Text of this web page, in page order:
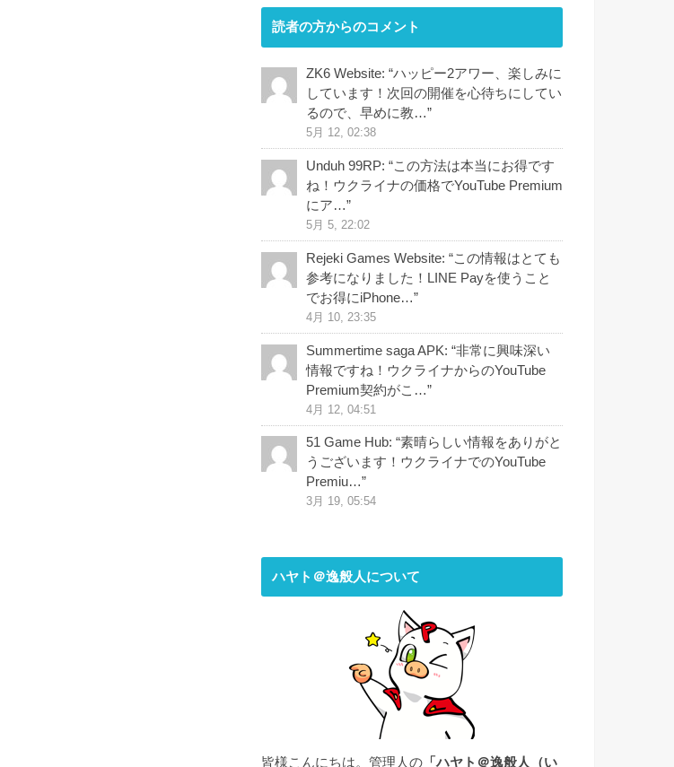
読者の方からのコメント
ZK6 Website: “ハッピー2アワー、楽しみに
しています！次回の開催を心待ちにしてい
るので、早めに教…”
5月 12, 02:38
Unduh 99RP: “この方法は本当にお得です
ね！ウクライナの価格でYouTube Premium
にア…”
5月 5, 22:02
Rejeki Games Website: “この情報はとても
参考になりました！LINE Payを使うこと
でお得にiPhone…”
4月 10, 23:35
Summertime saga APK: “非常に興味深い
情報ですね！ウクライナからのYouTube
Premium契約がこ…”
4月 12, 04:51
51 Game Hub: “素晴らしい情報をありがと
うございます！ウクライナでのYouTube
Premiu…”
3月 19, 05:54
ハヤト＠逸般人について
皆様こんにちは。管理人の 「ハヤト＠逸般人（い